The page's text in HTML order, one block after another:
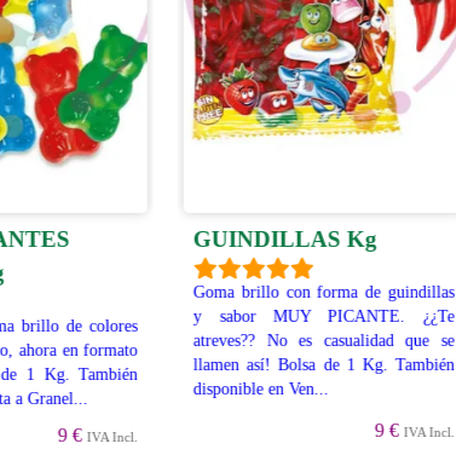
brillo de colores
ahora en formato
1 Kg. También
a Granel...
9 € IVA Incl.
GUINDILLAS Kg
Goma brillo con forma de guindillas
y sabor MUY PICANTE. ¿¿Te
atreves?? No es casualidad que se
llamen así! Bolsa de 1 Kg. También
disponible en Ven...
9 € IVA Incl.